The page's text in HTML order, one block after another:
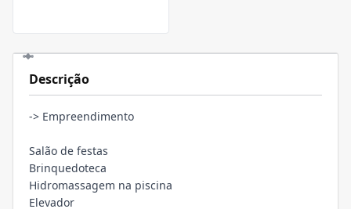
Descrição
-> Empreendimento
Salão de festas
Brinquedoteca
Hidromassagem na piscina
Elevador